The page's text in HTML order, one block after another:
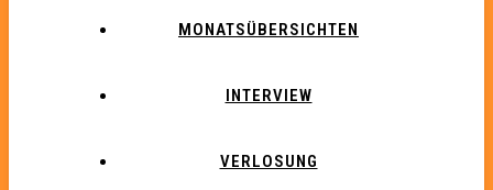
MONATSÜBERSICHTEN
INTERVIEW
VERLOSUNG